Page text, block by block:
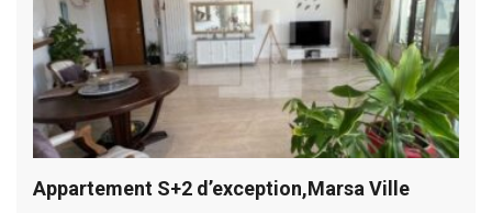
Appartement S+2 d’exception,Marsa Ville